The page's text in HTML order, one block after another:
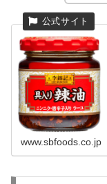
www.sbfoods.co.jp